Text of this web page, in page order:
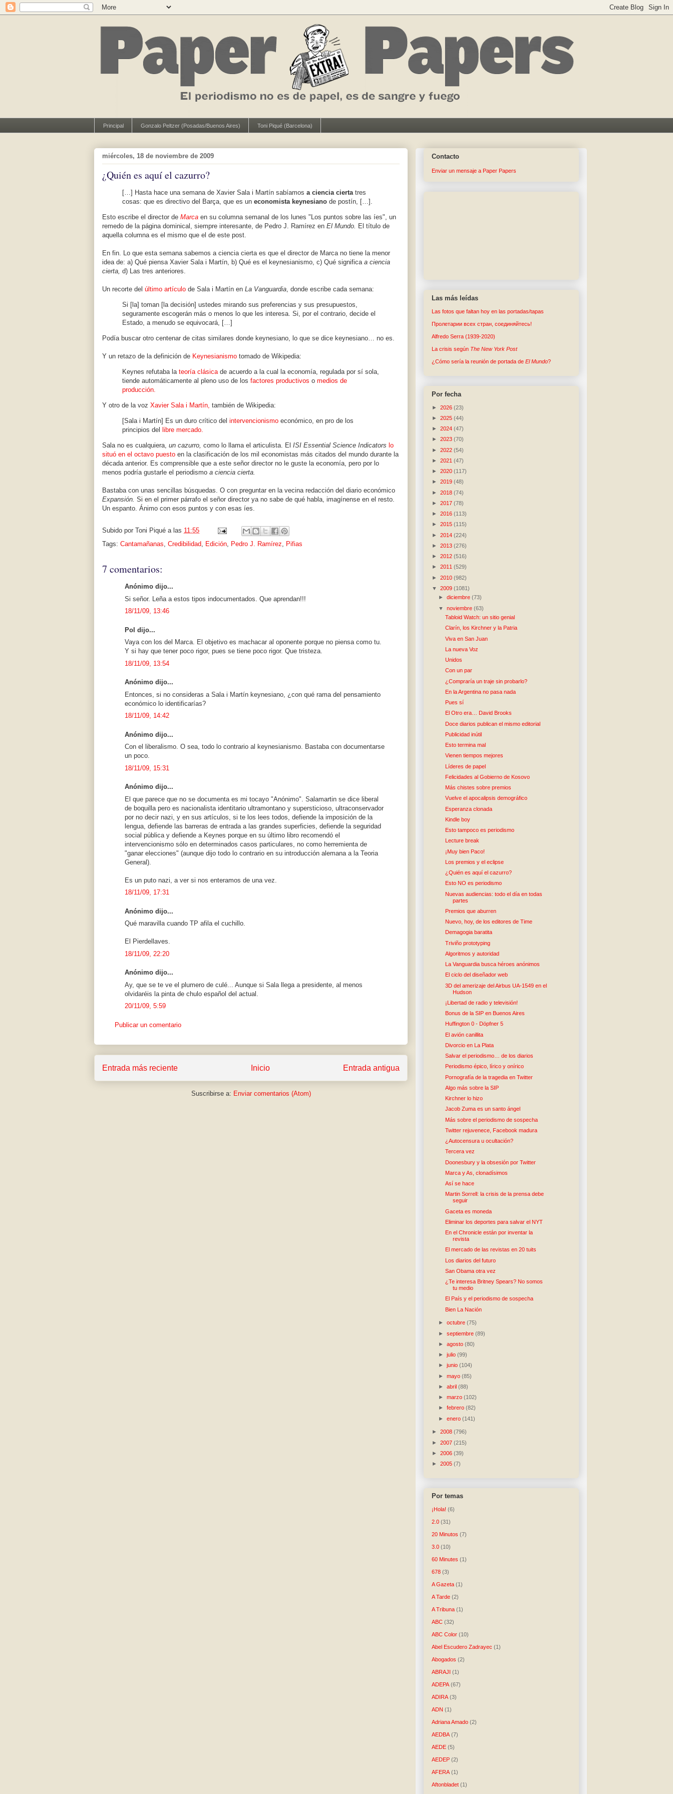
Principal Gonzalo Peltzer (Posadas/Buenos Aires) Toni Piqué (Barcelona)
miércoles, 18 de noviembre de 2009
¿Quién es aquí el cazurro?
[…] Hasta hace una semana de Xavier Sala i Martín sabíamos a ciencia ciertatres
cosas: que es directivo del Barça, que es un economista keynesiano de postín, […].
Esto escribe el director de Marca en su columna semanal de los lunes "Los puntos sobre las íes", un
remedo de la página dominical, siempre interesante, de Pedro J. Ramírez en El Mundo. El título de
aquella columna es el mismo que el de este post.
En fin. Lo que esta semana sabemos a ciencia cierta es que el director de Marca no tiene la menor
idea de: a) Qué piensa Xavier Sala i Martín, b) Qué es el keynesianismo, c) Qué significa a ciencia
cierta, d) Las tres anteriores.
Un recorte del último artículo de Sala i Martín en La Vanguardia, donde escribe cada semana:
Si [la] toman [la decisión] ustedes mirando sus preferencias y sus presupuestos,
seguramente escogerán más o menos lo que les interesa. Si, por el contrario, decide el
Estado, a menudo se equivocará, […]
Podía buscar otro centenar de citas similares donde keynesiano, lo que se dice keynesiano… no es.
Y un retazo de la definición de Keynesianismo tomado de Wikipedia:
Keynes refutaba la teoría clásicade acuerdo a la cual la economía, regulada por sí sola,
tiende automáticamente al pleno uso de los factores productivos o medios de
producción.
Y otro de la voz Xavier Sala i Martín, también de Wikipedia:
[Sala i Martín] Es un duro crítico del intervencionismo económico, en pro de los
principios del
libre mercado.
Sala no es cualquiera, un cazurro, como lo llama el articulista. El ISI Essential Science Indicators lo
situó en el octavo puesto en la clasificación de los mil economistas más citados del mundo durante la
década anterior. Es comprensible que a este señor director no le guste la economía, pero por lo
menos podría gustarle el periodismo a ciencia cierta.
Bastaba con unas sencillas búsquedas. O con preguntar en la vecina redacción del diario económico
Expansión. Si en el primer párrafo el señor director ya no sabe de qué habla, imagínense en el resto.
Un espanto. Ánimo con esos puntos y con esas íes.
Subido por Toni Piqué a las 11:55
Tags: Cantamañanas, Credibilidad, Edición, Pedro J. Ramírez, Pifias
7 comentarios:
Anónimo dijo...
Si señor. Leña a estos tipos indocumentados. Que aprendan!!!
18/11/09, 13:46
Pol dijo...
Vaya con los del Marca. El objetivo es machacar al oponente porque no piensa como tu.
Y si hay que tener poco rigor, pues se tiene poco rigor. Que tristeza.
18/11/09, 13:54
Anónimo dijo...
Entonces, si no consideras a Sala i Martín keynesiano, ¿con qué rama del pensamiento
económico lo identificarías?
18/11/09, 14:42
Anónimo dijo...
Con el liberalismo. O sea, todo lo contrario al keynesianismo. Bastaba con documentarse
un poco.
18/11/09, 15:31
Anónimo dijo...
El que parece que no se documenta es mi tocayo "Anónimo". Salamartin se dice liberal
de boquilla pero es nacionalista identitario ultramontano y supersticioso, ultraconservador
por no decir nazi, y en sus artículos, si te los lees todos, defiende la imposición de la
lengua, defiende las barreras de entrada a las grandes superficies, defiende la seguridad
social pública y defiende a Keynes porque en su último libro recomendó el
intervencionismo sólo en determinados casos particulares, no como herremienta de
"ganar elecciones" (aunque dijo todo lo contrario en su introducción alemana a la Teoria
General).
Es un puto nazi, a ver si nos enteramos de una vez.
18/11/09, 17:31
Anónimo dijo...
Qué maravilla cuando TP afila el cuchillo.
El Pierdellaves.
18/11/09, 22:20
Anónimo dijo...
Ay, que se te ve el plumero de culé... Aunque si Sala llega a presidente, al menos
olvidaréis la pinta de chulo español del actual.
20/11/09, 5:59
Publicar un comentario
Entrada más reciente Entrada antigua
Inicio
Suscribirse a: Enviar comentarios (Atom)
Contacto
Enviar un mensaje a Paper Papers
Las más leídas
Las fotos que faltan hoy en las portadas/tapas
Пролетарии всех стран, соединяйтесь!
Alfredo Serra (1939-2020)
La crisis según The New York Post
¿Cómo sería la reunión de portada de El Mundo?
Por fecha
► 2026 (23)
► 2025 (44)
► 2024 (47)
► 2023 (70)
► 2022 (54)
► 2021 (47)
► 2020 (117)
► 2019 (48)
► 2018 (74)
► 2017 (78)
► 2016 (113)
► 2015 (115)
► 2014 (224)
► 2013 (276)
► 2012 (516)
► 2011 (529)
► 2010 (982)
▼ 2009 (1081)
►diciembre(73)
▼noviembre(63)
Tabloid Watch: un sitio genial
Clarín, los Kirchner y la Patria
Viva en San Juan
La nueva Voz
Unidos
Con un par
¿Compraría un traje sin probarlo?
En la Argentina no pasa nada
Pues sí
El Otro era… David Brooks
Doce diarios publican el mismo editorial
Publicidad inútil
Esto termina mal
Vienen tiempos mejores
Líderes de papel
Felicidades al Gobierno de Kosovo
Más chistes sobre premios
Vuelve el apocalipsis demográfico
Esperanza clonada
Kindle boy
Esto tampoco es periodismo
Lecture break
¡Muy bien Paco!
Los premios y el eclipse
¿Quién es aquí el cazurro?
Esto NO es periodismo
Nuevas audiencias: todo el día en todas
partes
Premios que aburren
Nuevo, hoy, de los editores de Time
Demagogia baratita
Triviño prototyping
Algoritmos y autoridad
La Vanguardia busca héroes anónimos
El ciclo del diseñador web
3D del amerizaje del Airbus UA-1549 en el
Hudson
¡Libertad de radio y televisión!
Bonus de la SIP en Buenos Aires
Huffington 0 - Döpfner 5
El avión canillita
Divorcio en La Plata
Salvar el periodismo… de los diarios
Periodismo épico, lírico y onírico
Pornografía de la tragedia en Twitter
Algo más sobre la SIP
Kirchner lo hizo
Jacob Zuma es un santo ángel
Más sobre el periodismo de sospecha
Twitter rejuvenece, Facebook madura
¿Autocensura u ocultación?
Tercera vez
Doonesbury y la obsesión por Twitter
Marca y As, clonadísimos
Así se hace
Martin Sorrell: la crisis de la prensa debe
seguir
Gaceta es moneda
Eliminar los deportes para salvar el NYT
En el Chronicle están por inventar la
revista
El mercado de las revistas en 20 tuits
Los diarios del futuro
San Obama otra vez
¿Te interesa Britney Spears? No somos
tu medio
El País y el periodismo de sospecha
Bien La Nación
►octubre(75)
►septiembre(89)
►agosto(80)
►julio(99)
►junio(104)
►mayo(85)
►abril(88)
►marzo(102)
►febrero(82)
►enero(141)
► 2008 (796)
► 2007 (215)
► 2006 (39)
► 2005 (7)
Por temas
¡Hola! (6)
2.0 (31)
20 Minutos (7)
3.0 (10)
60 Minutes (1)
678 (3)
A Gazeta (1)
A Tarde (2)
A Tribuna (1)
ABC (32)
ABC Color (10)
Abel Escudero Zadrayec (1)
Abogados (2)
ABRAJI (1)
ADEPA (67)
ADIRA (3)
ADN (1)
Adriana Amado (2)
AEDBA (7)
AEDE (5)
AEDEP (2)
AFERA (1)
Aftonbladet (1)